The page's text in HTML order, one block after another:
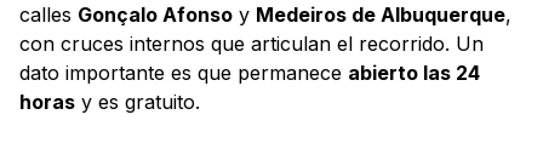
calles Gonçalo Afonso y Medeiros de Albuquerque,
con cruces internos que articulan el recorrido. Un
dato importante es que permanece abierto las 24
horas y es gratuito.